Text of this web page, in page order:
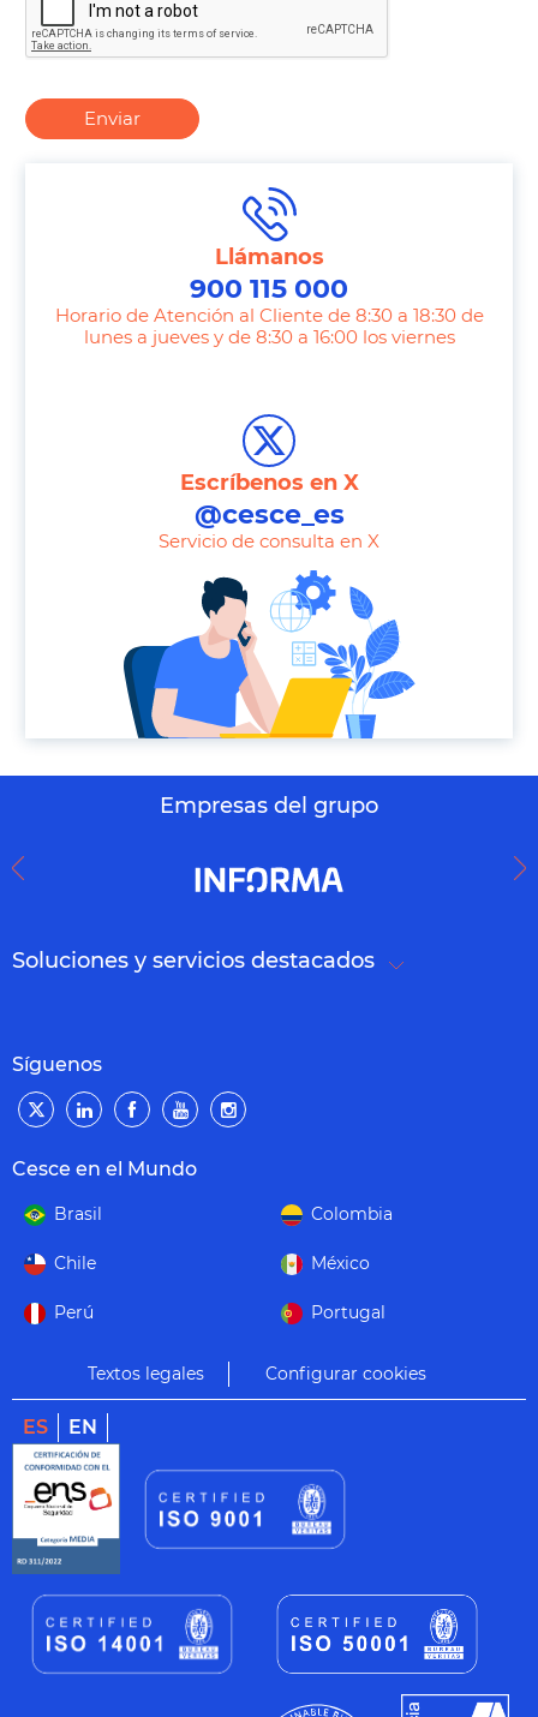
Llámanos
900 115 000
Horario de Atención al Cliente de 8:30 a 18:30 de
lunes a jueves y de 8:30 a 16:00 los viernes
Escríbenos en X
@cesce_es
Servicio de consulta en X
Enviar
Empresas del grupo
Soluciones y servicios destacados
Síguenos
Cesce en el Mundo
Brasil Colombia
Chile México
Perú Portugal
Textos legales Configurar cookies
ES EN